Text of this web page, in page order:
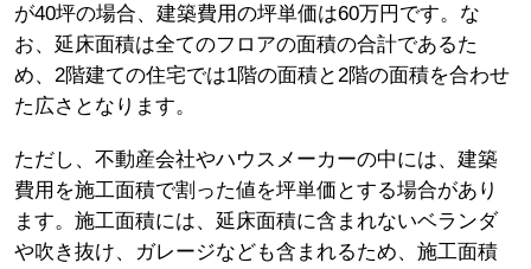
が40坪の場合、建築費用の坪単価は60万円です。な
お、延床面積は全てのフロアの面積の合計であるた
め、2階建ての住宅では1階の面積と2階の面積を合わせ
た広さとなります。
ただし、不動産会社やハウスメーカーの中には、建築
費用を施工面積で割った値を坪単価とする場合があり
ます。施工面積には、延床面積に含まれないベランダ
や吹き抜け、ガレージなども含まれるため、施工面積